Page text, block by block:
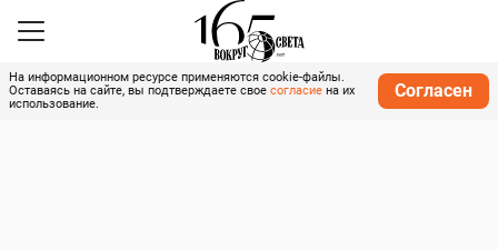
На информационном ресурсе применяются cookie-файлы.
Оставаясь на сайте, вы подтверждаете свое согласие на их
использование.
Согласен